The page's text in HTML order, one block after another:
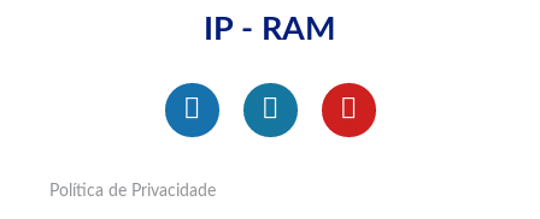
IP - RAM
Política de Privacidade